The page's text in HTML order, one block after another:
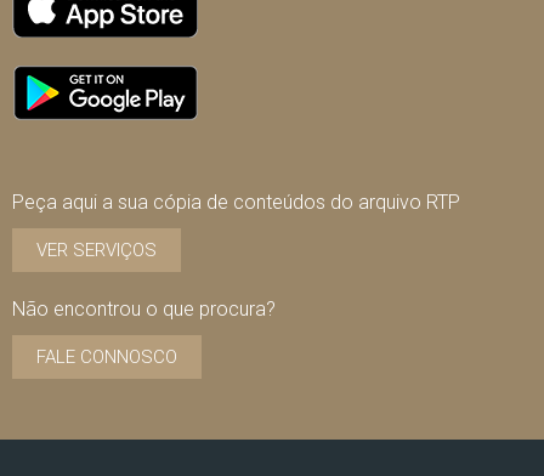
Peça aqui a sua cópia de conteúdos do arquivo RTP
VER SERVIÇOS
Não encontrou o que procura?
FALE CONNOSCO